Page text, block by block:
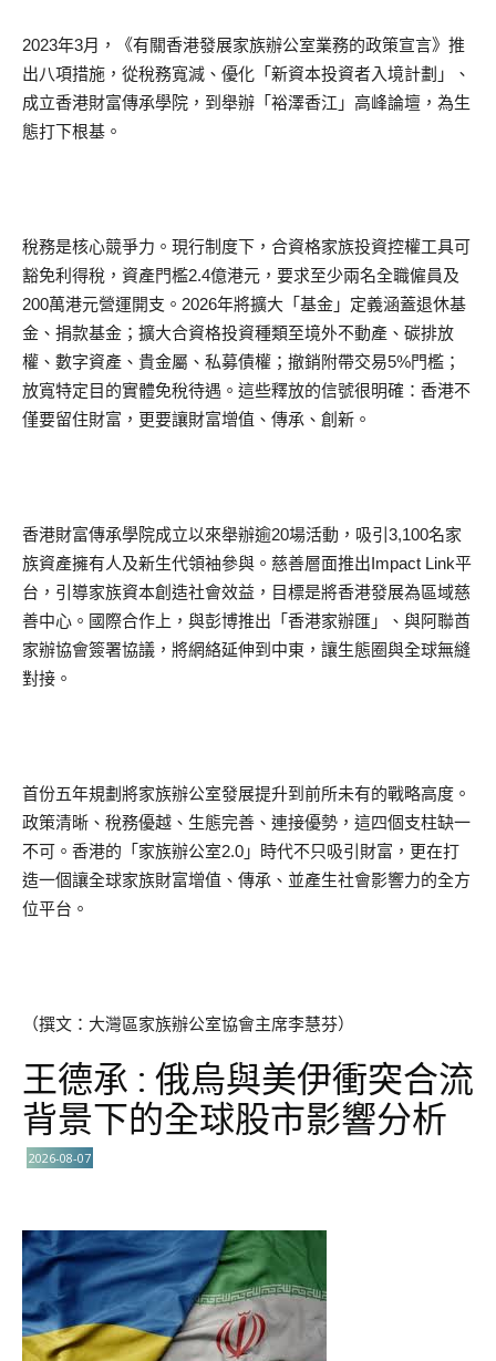
2023年3月，《有關香港發展家族辦公室業務的政策宣言》推
出八項措施，從稅務寬減、優化「新資本投資者入境計劃」、
成立香港財富傳承學院，到舉辦「裕澤香江」高峰論壇，為生
態打下根基。
稅務是核心競爭力。現行制度下，合資格家族投資控權工具可
豁免利得稅，資產門檻2.4億港元，要求至少兩名全職僱員及
200萬港元營運開支。2026年將擴大「基金」定義涵蓋退休基
金、捐款基金；擴大合資格投資種類至境外不動產、碳排放
權、數字資產、貴金屬、私募債權；撤銷附帶交易5%門檻；
放寬特定目的實體免稅待遇。這些釋放的信號很明確：香港不
僅要留住財富，更要讓財富增值、傳承、創新。
香港財富傳承學院成立以來舉辦逾20場活動，吸引3,100名家
族資產擁有人及新生代領袖參與。慈善層面推出Impact Link平
台，引導家族資本創造社會效益，目標是將香港發展為區域慈
善中心。國際合作上，與彭博推出「香港家辦匯」、與阿聯酋
家辦協會簽署協議，將網絡延伸到中東，讓生態圈與全球無縫
對接。
首份五年規劃將家族辦公室發展提升到前所未有的戰略高度。
政策清晰、稅務優越、生態完善、連接優勢，這四個支柱缺一
不可。香港的「家族辦公室2.0」時代不只吸引財富，更在打
造一個讓全球家族財富增值、傳承、並產生社會影響力的全方
位平台。
（撰文：大灣區家族辦公室協會主席李慧芬）
王德承 : 俄烏與美伊衝突合流
背景下的全球股市影響分析
2026-08-07